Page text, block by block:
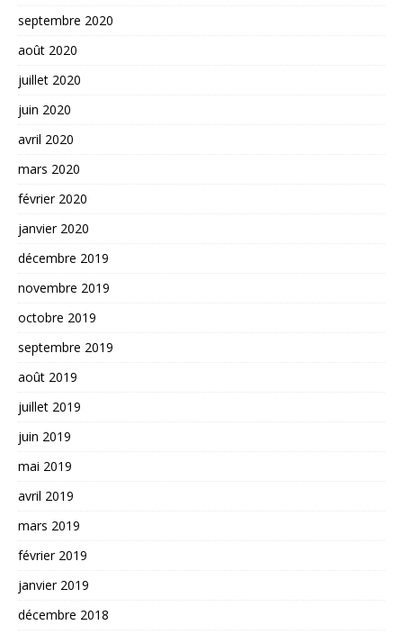
septembre 2020
août 2020
juillet 2020
juin 2020
avril 2020
mars 2020
février 2020
janvier 2020
décembre 2019
novembre 2019
octobre 2019
septembre 2019
août 2019
juillet 2019
juin 2019
mai 2019
avril 2019
mars 2019
février 2019
janvier 2019
décembre 2018